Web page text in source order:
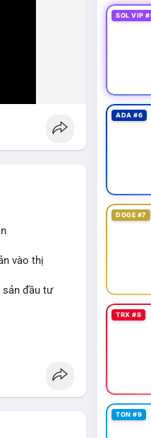
vào thị
sản đầu tư
SOL VIP
ADA #6
DOGE #7
TRX #8
TON #9